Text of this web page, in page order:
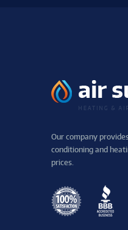
Our company
conditioning and
prices.